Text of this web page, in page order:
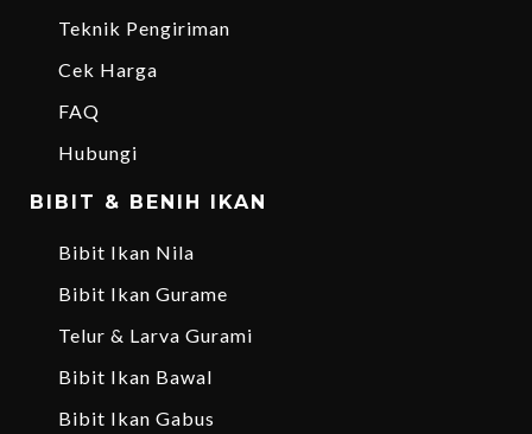
Teknik Pengiriman
Cek Harga
FAQ
Hubungi
BIBIT & BENIH IKAN
Bibit Ikan Nila
Bibit Ikan Gurame
Telur & Larva Gurami
Bibit Ikan Bawal
Bibit Ikan Gabus